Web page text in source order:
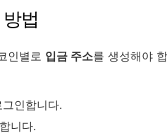
법
인별로 입금 주소를 생성해야
인합니다.
니다.